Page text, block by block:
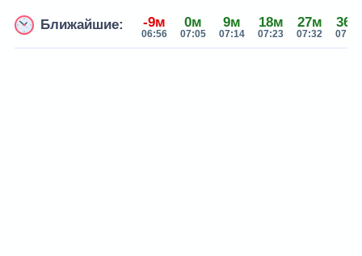
Ближайшие: -9м
06:56
0м
07:05
9м
07:14
18м
07:23
27м
07:32
36м
07:41